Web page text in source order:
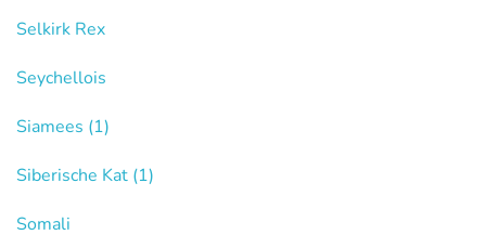
Selkirk Rex
Seychellois
Siamees (1)
Siberische Kat (1)
Somali